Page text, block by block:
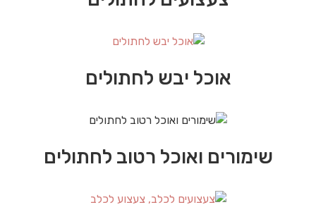
אוכל יבש לחתולים
שימורים ואוכל רטוב לחתולים